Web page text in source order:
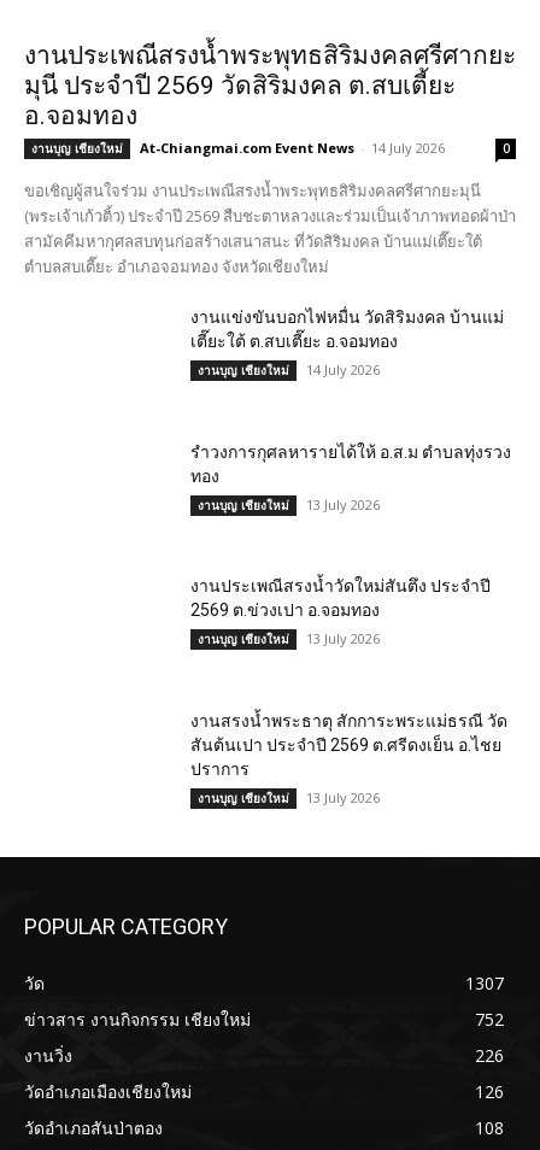
งานประเพณีสรงน้ำพระพุทธสิริมงคลศรีศากยะ
มุนี ประจำปี 2569 วัดสิริมงคล ต.สบเตี้ยะ
อ.จอมทอง
งานบุญ เชียงใหม่ At-Chiangmai.com Event News - 14 July 2026 0
ขอเชิญผู้สนใจร่วม งานประเพณีสรงน้ำพระพุทธสิริมงคลศรีศากยะมุนี
(พระเจ้าเก้วติ้ว) ประจำปี 2569 สืบชะตาหลวงและร่วมเป็นเจ้าภาพทอดผ้าป่า
สามัคคีมหากุศลสบทุนก่อสร้างเสนาสนะ ที่วัดสิริมงคล บ้านแม่เตี๊ยะใต้
ตำบลสบเตี๊ยะ อำเภอจอมทอง จังหวัดเชียงใหม่
งานแข่งขันบอกไฟหมื่น วัดสิริมงคล บ้านแม่
เตี๊ยะใต้ ต.สบเตี๊ยะ อ.จอมทอง
งานบุญ เชียงใหม่ 14 July 2026
รำวงการกุศลหารายได้ให้ อ.ส.ม ตำบลทุ่งรวง
ทอง
งานบุญ เชียงใหม่ 13 July 2026
งานประเพณีสรงน้ำวัดใหม่สันตึง ประจำปี
2569 ต.ข่วงเปา อ.จอมทอง
งานบุญ เชียงใหม่ 13 July 2026
งานสรงน้ำพระธาตุ สักการะพระแม่ธรณี วัด
สันต้นเปา ประจำปี 2569 ต.ศรีดงเย็น อ.ไชย
ปราการ
งานบุญ เชียงใหม่ 13 July 2026
POPULAR CATEGORY
วัด
1307
ข่าวสาร งานกิจกรรม เชียงใหม่
752
งานวิ่ง
226
วัดอำเภอเมืองเชียงใหม่
126
วัดอำเภอสันป่าตอง
108